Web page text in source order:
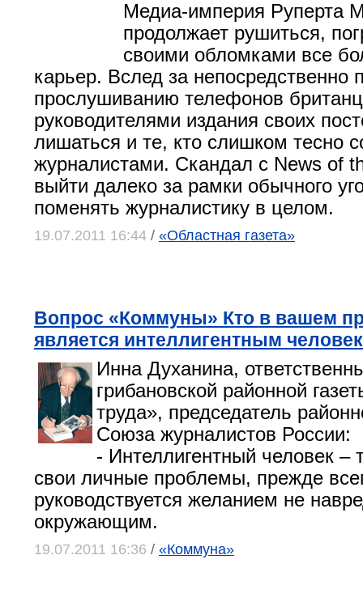
Медиа-империя Руперта
продолжает рушиться,
своими обломками все
карьер. Вслед за непосредственно
прослушиванию телефонов
руководителями издания своих
лишаться и те, кто слишком тесно
журналистами. Скандал с News of
выйти далеко за рамки обычного
поменять журналистику в целом.
19.07.2011 16:44 / «Областная газета»
Вопрос «Коммуны» Кто в вашем
является интеллигентным
Инна Духанина,
грибановской районной
труда», председатель
Союза журналистов России:
- Интеллигентный человек –
свои личные проблемы, прежде
руководствуется желанием не
окружающим.
19.07.2011 16:36 / «Коммуна»